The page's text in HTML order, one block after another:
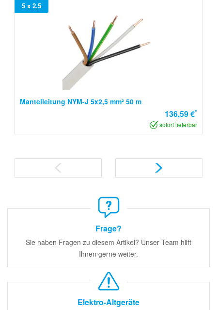
5 x 2,5
Mantelleitung NYM-J 5x2,5 mm² 50 m
136,59 €*
sofort lieferbar
Frage?
Sie haben Fragen zu diesem Artikel? Unser Team hilft
Ihnen gerne weiter.
Elektro-Altgeräte